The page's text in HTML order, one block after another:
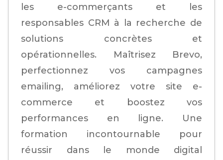
les e-commerçants et les
responsables CRM à la recherche de
solutions concrètes et
opérationnelles. Maîtrisez Brevo,
perfectionnez vos campagnes
emailing, améliorez votre site e-
commerce et boostez vos
performances en ligne. Une
formation incontournable pour
réussir dans le monde digital